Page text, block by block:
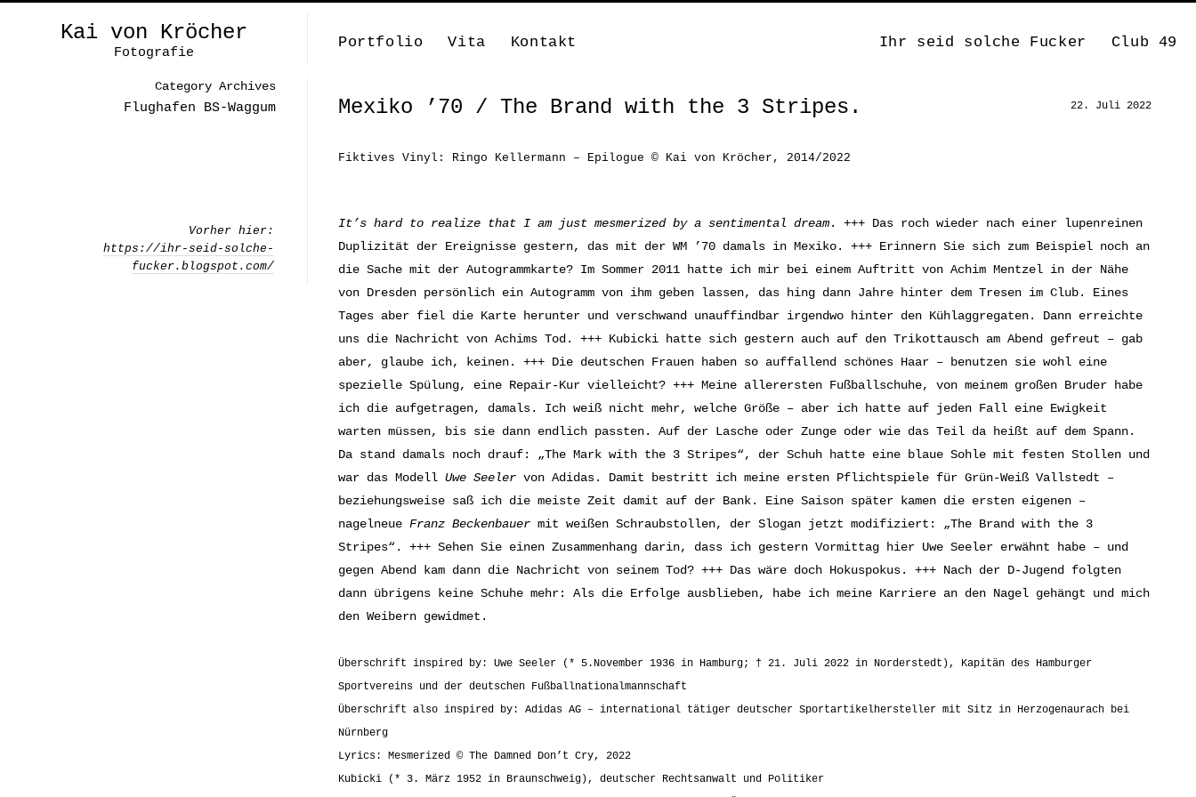
Kai von Kröcher
Fotografie
Portfolio Vita Kontakt Ihr seid solche Fucker Club 49
Mexiko ’70 / The Brand with the 3 Stripes. 22. Juli 2022
Fiktives Vinyl: Ringo Kellermann – Epilogue © Kai von Kröcher, 2014/2022
It’s hard to realize that I am just mesmerized by a sentimental dream. +++ Das roch wieder nach einer lupenreinen
Duplizität der Ereignisse gestern, das mit der WM ’70 damals in Mexiko. +++ Erinnern Sie sich zum Beispiel noch an
die Sache mit der Autogrammkarte? Im Sommer 2011 hatte ich mir bei einem Auftritt von Achim Mentzel in der Nähe
von Dresden persönlich ein Autogramm von ihm geben lassen, das hing dann Jahre hinter dem Tresen im Club. Eines
Tages aber fiel die Karte herunter und verschwand unauffindbar irgendwo hinter den Kühlaggregaten. Dann erreichte
uns die Nachricht von Achims Tod. +++ Kubicki hatte sich gestern auch auf den Trikottausch am Abend gefreut – gab
aber, glaube ich, keinen. +++ Die deutschen Frauen haben so auffallend schönes Haar – benutzen sie wohl eine
spezielle Spülung, eine Repair-Kur vielleicht? +++ Meine allerersten Fußballschuhe, von meinem großen Bruder habe
ich die aufgetragen, damals. Ich weiß nicht mehr, welche Größe – aber ich hatte auf jeden Fall eine Ewigkeit
warten müssen, bis sie dann endlich passten. Auf der Lasche oder Zunge oder wie das Teil da heißt auf dem Spann.
Da stand damals noch drauf: „The Mark with the 3 Stripes“, der Schuh hatte eine blaue Sohle mit festen Stollen und
war das Modell Uwe Seeler von Adidas. Damit bestritt ich meine ersten Pflichtspiele für Grün-Weiß Vallstedt –
beziehungsweise saß ich die meiste Zeit damit auf der Bank. Eine Saison später kamen die ersten eigenen –
nagelneue Franz Beckenbauer mit weißen Schraubstollen, der Slogan jetzt modifiziert: „The Brand with the 3
Stripes“. +++ Sehen Sie einen Zusammenhang darin, dass ich gestern Vormittag hier Uwe Seeler erwähnt habe – und
gegen Abend kam dann die Nachricht von seinem Tod? +++ Das wäre doch Hokuspokus. +++ Nach der D-Jugend folgten
dann übrigens keine Schuhe mehr: Als die Erfolge ausblieben, habe ich meine Karriere an den Nagel gehängt und mich
den Weibern gewidmet.
Überschrift inspired by: Uwe Seeler (* 5.November 1936 in Hamburg; † 21. Juli 2022 in Norderstedt), Kapitän des Hamburger
Sportvereins und der deutschen Fußballnationalmannschaft
Überschrift also inspired by: Adidas AG – international tätiger deutscher Sportartikelhersteller mit Sitz in Herzogenaurach bei
Nürnberg
Lyrics: Mesmerized © The Damned Don’t Cry, 2022
Kubicki (* 3. März 1952 in Braunschweig), deutscher Rechtsanwalt und Politiker
Category Archives
Flughafen BS-Waggum
Vorher hier:
https://ihr-seid-solche-
fucker.blogspot.com/